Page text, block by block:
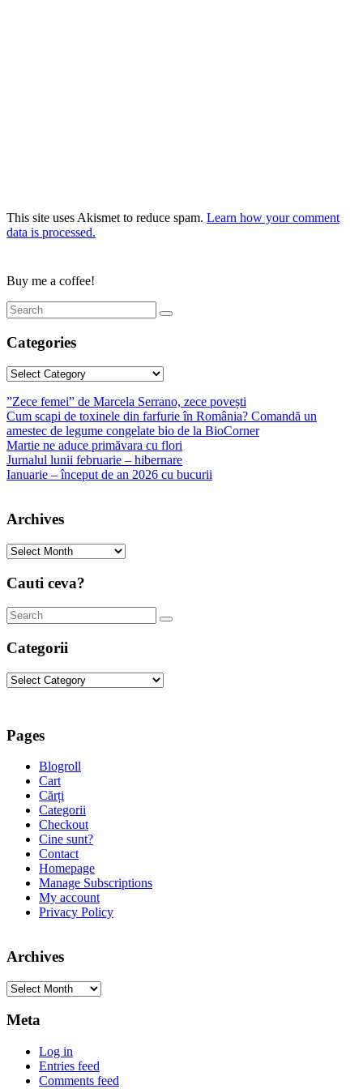
This site uses Akismet to reduce spam. Learn how your comment
data is processed.
Buy me a coffee!
Categories
Categories
”Zece femei” de Marcela Serrano, zece povești
Cum scapi de toxinele din farfurie în România? Comandă un
amestec de legume congelate bio de la BioCorner
Martie ne aduce primăvara cu flori
Jurnalul lunii februarie – hibernare
Ianuarie – început de an 2026 cu bucurii
Archives
Archives
Cauti ceva?
Categorii
Categorii
Pages
Blogroll
Cart
Cărți
Categorii
Checkout
Cine sunt?
Contact
Homepage
Manage Subscriptions
My account
Privacy Policy
Archives
Archives
Meta
Log in
Entries feed
Comments feed